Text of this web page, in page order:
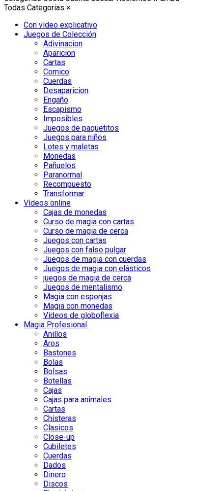
Todas Categorias ×
Con vídeo explicativo
Juegos de Colección
Adivinacion
Aparicion
Cartas
Comico
Cuerdas
Desaparicion
Engaño
Escapismo
Imposibles
Juegos de paquetitos
Juegos para niños
Lotes y maletas
Monedas
Pañuelos
Paranormal
Recompuesto
Transformar
Vídeos online
Cajas de monedas
Curso de magia con cartas
Curso de magia de cerca
Juegos con cartas
Juegos con falso pulgar
Juegos de magia con cuerdas
Juegos de magia con elásticos
juegos de magia de cerca
Juegos de mentalismo
Magia con esponjas
Magia con monedas
Vídeos de globoflexia
Magia Profesional
Anillos
Aros
Bastones
Bolas
Bolsas
Botellas
Cajas
Cajas para animales
Cartas
Chisteras
Clasicos
Close-up
Cubiletes
Cuerdas
Dados
Dinero
Discos